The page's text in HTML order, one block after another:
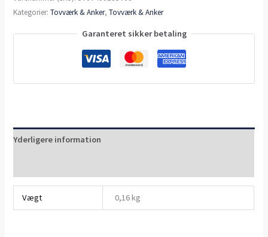
Kategorier:Tovværk & Anker,Tovværk & Anker
Garanteret sikker betaling
Yderligere information
Vægt 0,16 kg